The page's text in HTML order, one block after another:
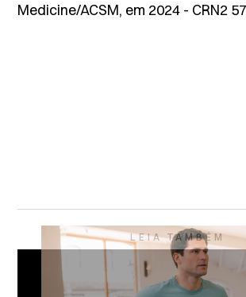
Medicine/ACSM, em 2024 - CRN2
LEIA TAMBÉM